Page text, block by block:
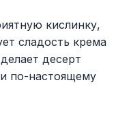
кислинку,
сладость крема
десерт
по-настоящему